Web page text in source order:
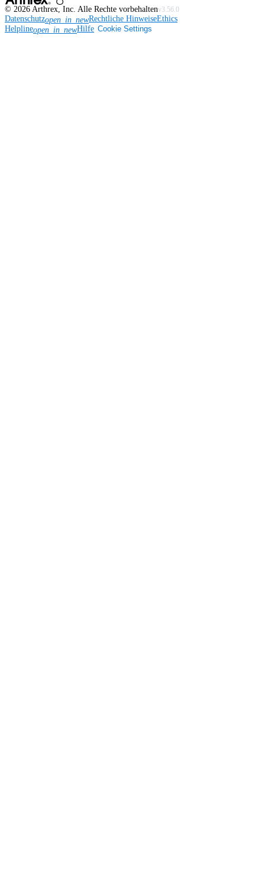
© 2026 Arthrex, Inc. Alle Rechte vorbehaltenv3.56.0
Datenschutzopen_in_newRechtliche HinweiseEthics
Helplineopen_in_newHilfe Cookie Settings